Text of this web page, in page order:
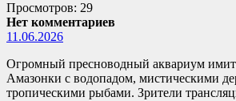
Просмотров: 29
Нет комментариев
11.06.2026
Огромный пресноводный аквариум
Амазонки с водопадом, мистическими
тропическими рыбами. Зрители